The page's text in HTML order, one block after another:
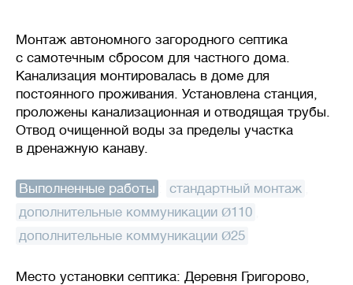
Монтаж автономного загородного септика
с самотечным сбросом для частного дома.
Канализация монтировалась в доме для
постоянного проживания. Установлена станция,
проложены канализационная и отводящая трубы.
Отвод очищенной воды за пределы участка
в дренажную канаву.
Выполненные работы стандартный монтаж
дополнительные коммуникации Ø110
дополнительные коммуникации Ø25
Место установки септика: Деревня Григорово,